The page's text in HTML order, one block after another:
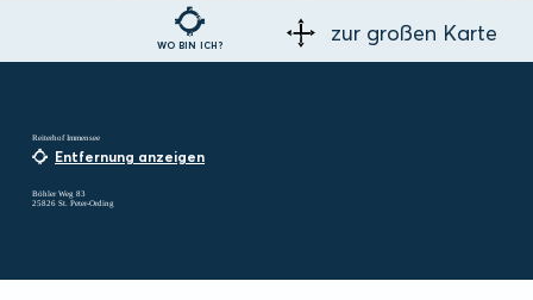
WO BIN ICH? zur großen Karte
Reiterhof Immensee
Entfernung anzeigen
Böhler Weg 83
25826 St. Peter-Ording